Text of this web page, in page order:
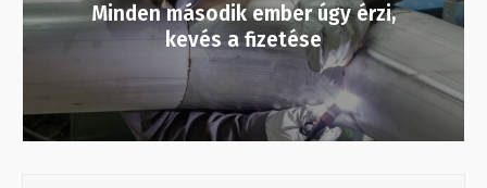
Minden második ember úgy érzi,
kevés a fizetése